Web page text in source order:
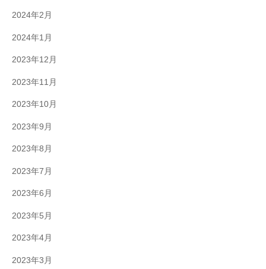
2024年2月
2024年1月
2023年12月
2023年11月
2023年10月
2023年9月
2023年8月
2023年7月
2023年6月
2023年5月
2023年4月
2023年3月